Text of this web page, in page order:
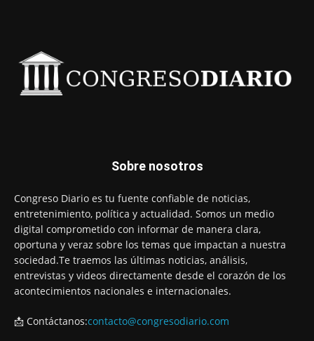
Sobre nosotros
Congreso Diario es tu fuente confiable de noticias,
entretenimiento, política y actualidad. Somos un medio
digital comprometido con informar de manera clara,
oportuna y veraz sobre los temas que impactan a nuestra
sociedad.Te traemos las últimas noticias, análisis,
entrevistas y videos directamente desde el corazón de los
acontecimientos nacionales e internacionales.
📩 Contáctanos:contacto@congresodiario.com